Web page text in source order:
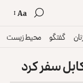
Aa
گفتگو محیط زیست
سفر کرد